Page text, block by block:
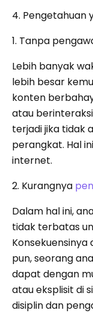
4. Pengetahuan
1. Tanpa
Lebih banyak
lebih besar
konten
atau
terjadi jika tidak
perangkat. Hal
internet.
2. Kurangnya
Dalam hal ini,
tidak terbatas
pun, seorang
dapat dengan
atau eksplisit di
disiplin dan